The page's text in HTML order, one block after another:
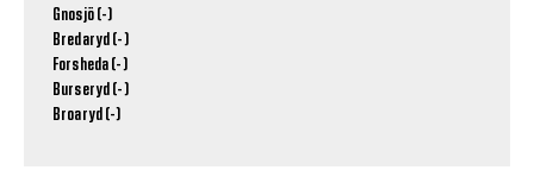
Gnosjö (-)
Bredaryd (-)
Forsheda (-)
Burseryd (-)
Broaryd (-)